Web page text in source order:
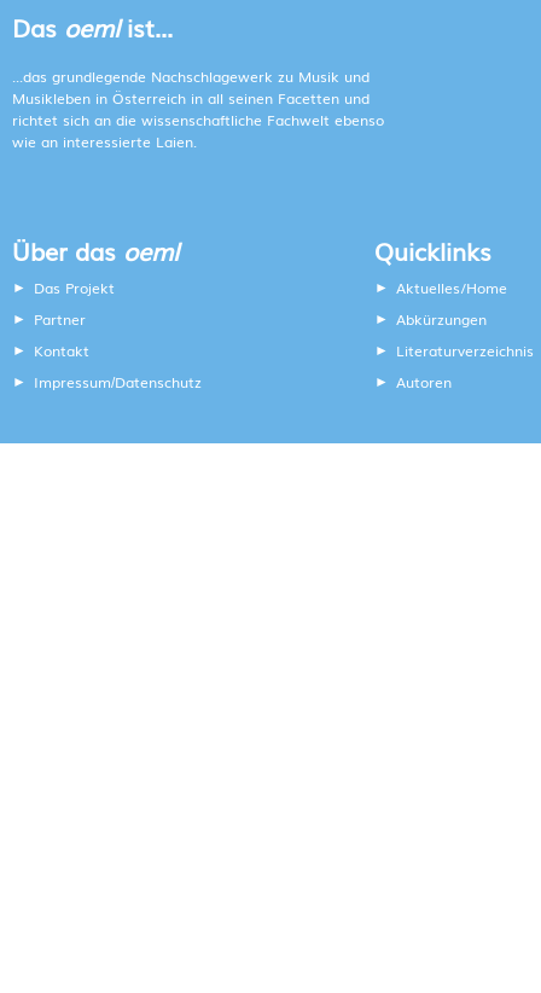
Das oemlist...
...das grundlegende Nachschlagewerk zu Musik und
Musikleben in Österreich in all seinen Facetten und
richtet sich an die wissenschaftliche Fachwelt ebenso
wie an interessierte Laien.
Über das oeml
Das Projekt
Partner
Kontakt
Impressum/Datenschutz
Quicklinks
Aktuelles/Home
Abkürzungen
Literaturverzeichnis
Autoren